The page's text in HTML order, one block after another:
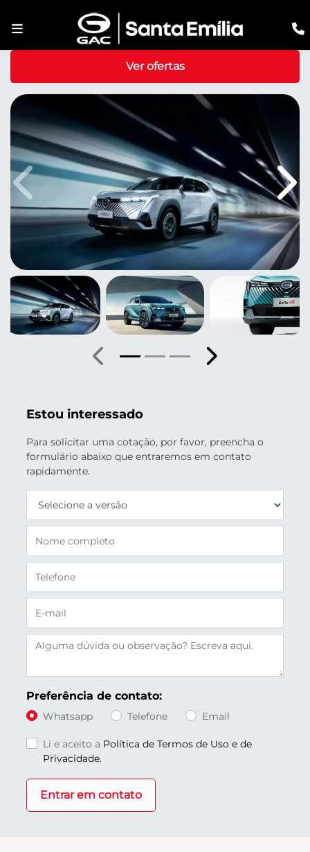
Ver ofertas
Estou interessado
Para solicitar uma cotação, por favor, preencha o
formulário abaixo que entraremos em contato
rapidamente.
Preferência de contato:
Whatsapp Telefone Email
Li e aceito a Política de Termos de Uso e de
Privacidade.
Entrar em contato
Anterior
Anterior Próximo